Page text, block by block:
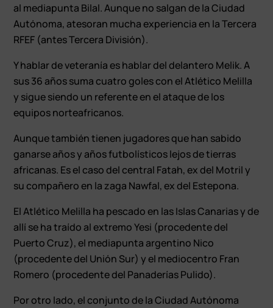
al mediapunta Bilal. Aunque no salgan de la Ciudad
Autónoma, atesoran mucha experiencia en la Tercera
RFEF (antes Tercera División).
Y hablar de veteranía es hablar del delantero Melik. A
sus 36 años suma cuatro goles con el Atlético Melilla
y sigue siendo un referente en el ataque de los
equipos norteafricanos.
Aunque también tienen jugadores que han sabido
ganarse años y años futbolísticos lejos de tierras
africanas. Es el caso del central Fatah, ex del Motril y
su compañero en la zaga Nawfal, ex del Estepona.
El Atlético Melilla ha pescado en las Islas Canarias y de
allí se ha traído al extremo Yesi (procedente del
Puerto Cruz), el mediapunta argentino Nico
(procedente del Unión Sur) y el mediocentro Fran
Romero (procedente del Panaderías Pulido).
Por otro lado, el conjunto de la Ciudad Autónoma